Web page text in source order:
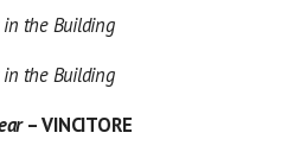
in the Building
in the Building
– VINCITORE